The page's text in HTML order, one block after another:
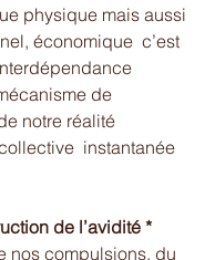
physique mais aussi
économique  c’est
de
notre réalité
instantanée
de l’avidité *
nos compulsions, du